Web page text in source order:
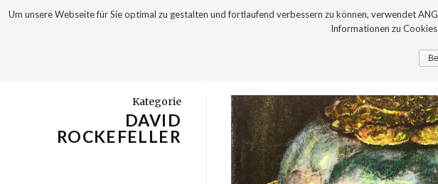
Kategorie
DAVID
ROCKEFELLER
Um unsere Webseite für Sie optimal zu gestalten und fortlaufend verbessern zu können, verwendet
Informationen zu